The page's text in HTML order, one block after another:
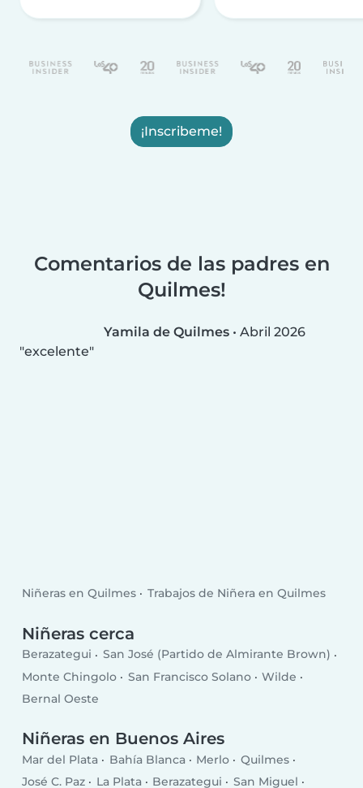
¡Inscribeme!
Comentarios de las padres en
Quilmes!
Yamila de Quilmes • Abril 2026
excelente
Niñeras en Quilmes Trabajos de Niñera en Quilmes
Niñeras cerca
Berazategui
San José (Partido de Almirante Brown)
Monte Chingolo
San Francisco Solano
Wilde
Bernal Oeste
Niñeras en Buenos Aires
Mar del Plata Bahía Blanca Merlo
Quilmes
José C. Paz
La Plata Berazategui
San Miguel